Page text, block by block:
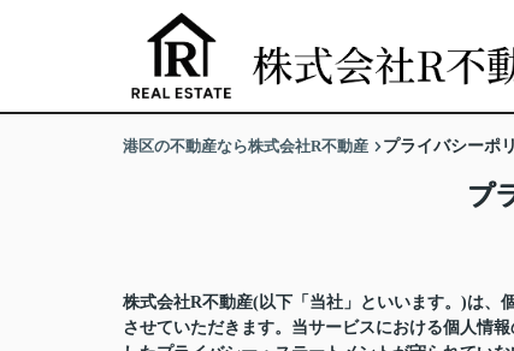
港区の不動産なら株式会社R不動産 プライバシーポ
プ
株式会社R不動産(以下「当社」といいます。)は、
させていただきます。当サービスにおける個人情